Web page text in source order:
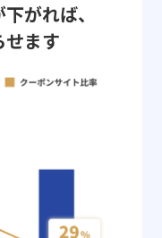
がれば、
ます